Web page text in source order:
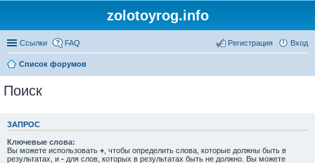
zolotoyrog.info
Ссылки FAQ Вход
Регистрация
Список форумов
Поиск
ЗАПРОС
Ключевые слова:
Вы можете использовать + , чтобы определить слова, которые должны быть в
результатах, и - для слов, которых в результатах быть не должно. Вы можете